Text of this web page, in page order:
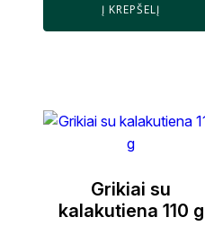
Į KREPŠELĮ
Grikiai su
kalakutiena 110 g